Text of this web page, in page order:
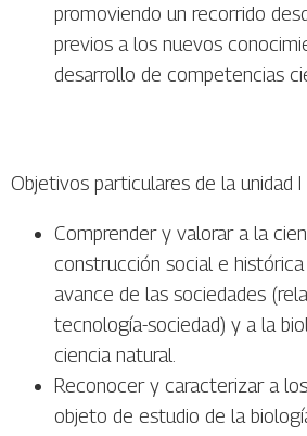
promoviendo un recorrido
previos a los nuevos
desarrollo de competencias
Objetivos particulares de la unidad I
Comprender y valorar a la
construcción social e
avance de las sociedades
tecnología-sociedad) y a la
ciencia natural.
Reconocer y caracterizar a
objeto de estudio de la